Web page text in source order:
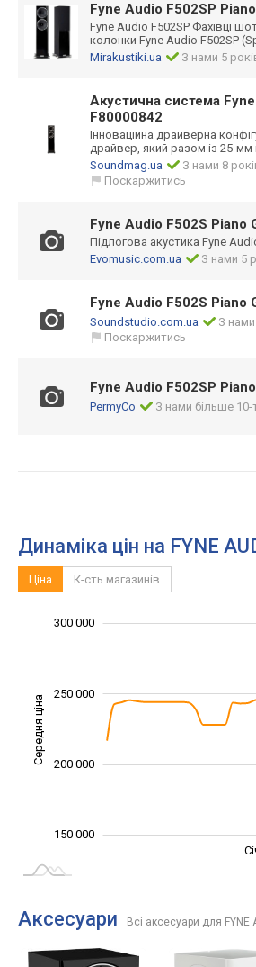
Fyne Audio F502SP
Fyne Audio F502SP Фахівці
колонки Fyne Audio F502SP
Mirakustiki.ua
З нами 5
Акустична система
F80000842
Інноваційна драйверна
драйвер, який разом із 25-мм
Soundmag.ua
З нами 8
Поскаржитись
Fyne Audio F502S Piano
Підлогова акустика Fyne
Evomusic.com.ua
З нами 5
Fyne Audio F502S Piano
Soundstudio.com.ua З
Поскаржитись
Fyne Audio F502SP
PermyCo З нами більше 10-
Динаміка цін на FYNE
Ціна К-сть магазинів
Середня ціна 200 000
300 000
250 000
150 000
Аксесуари Всі аксесуари для FYNE